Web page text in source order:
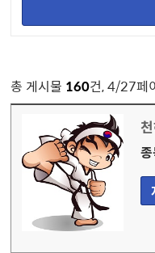
총 게시물 160건, 4/27페